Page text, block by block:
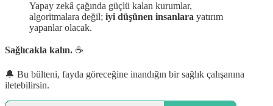
Yapay zekâ çağında güçlü kalan kurumlar,
algoritmalara değil; iyi düşünen insanlara yatırım
yapanlar olacak.
Sağlıcakla kalın. ☕
🔔 Bu bülteni, fayda göreceğine inandığın bir sağlık çalışanına
iletebilirsin.